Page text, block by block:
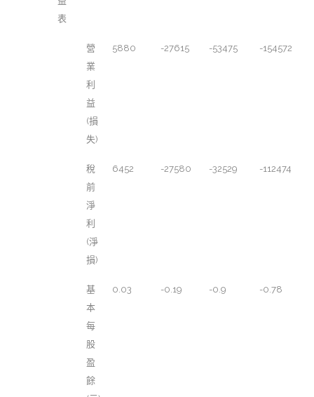
表
營
業
利
益
(損
失)
5880 -27615 -53475 -154572
稅
前
淨
利
(淨
損)
6452 -27580 -32529 -112474
基
本
每
股
盈
餘
0.03 -0.19 -0.9 -0.78